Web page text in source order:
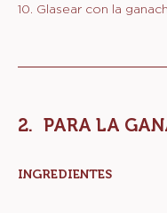
10. Glasear con la
PARA LA
INGREDIENTES